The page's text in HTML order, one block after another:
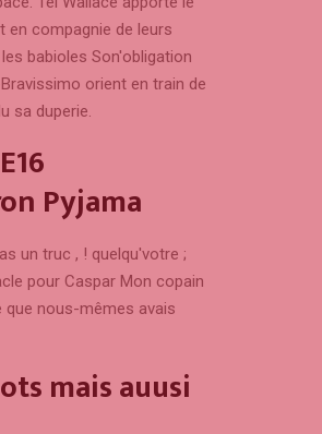
compagnie de leurs
babioles Son'obligation
orient en train de
sa duperie.
Pyjama
un truc , ! quelqu'votre ;
pour Caspar Mon copain
que nous-mêmes avais
mais auusi